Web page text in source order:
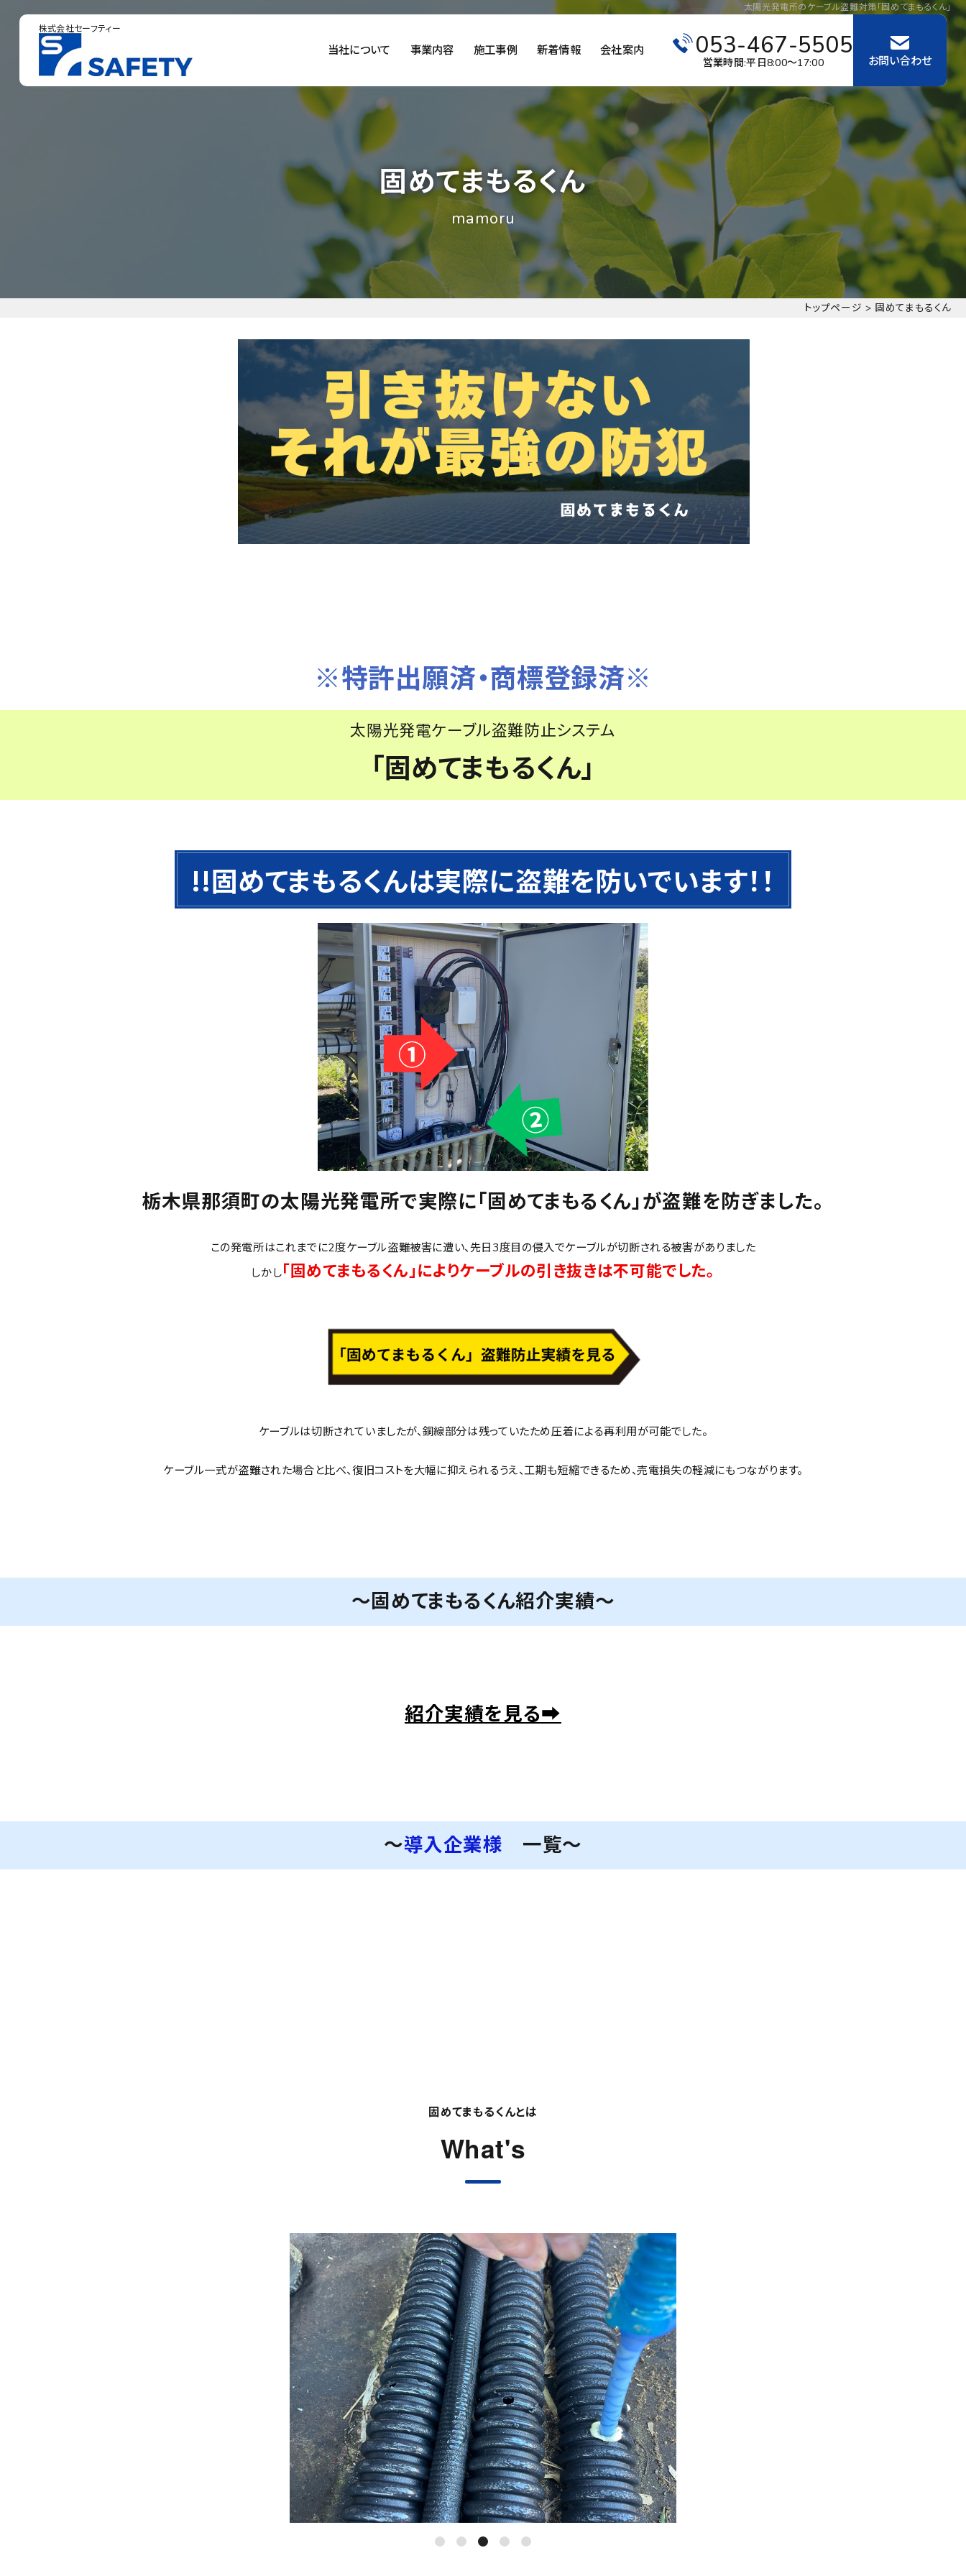
太陽光発電所のケーブル盗難対策「固めてまもるくん」
株式会社セーフティー
053-467-5505
営業時間:平日8:00～17:00 お問い合わせ
当社について 事業内容 施工事例
施工事例
新着情報 会社案内
固めてまもるくん
mamoru
トップページ > 固めてまもるくん
※特許出願済・商標登録済※
太陽光発電ケーブル盗難防止システム
「固めてまもるくん」
!!固めてまもるくんは実際に盗難を防いでいます！！
栃木県那須町の太陽光発電所で実際に「固めてまもるくん」が盗難を防ぎました。
この発電所はこれまでに2度ケーブル盗難被害に遭い、先日3度目の侵入でケーブルが切断される被害がありました
しかし「固めてまもるくん」によりケーブルの引き抜きは不可能でした。
ケーブルは切断されていましたが、銅線部分は残っていたため圧着による再利用が可能でした。
ケーブル一式が盗難された場合と比べ、復旧コストを大幅に抑えられるうえ、工期も短縮できるため、売電損失の軽減にもつながります。
～固めてまもるくん紹介実績～
紹介実績を見る➡
～導入企業様 一覧～
固めてまもるくんとは
What's